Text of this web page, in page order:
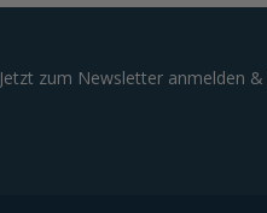
Jetzt zum Newsletter anmelden